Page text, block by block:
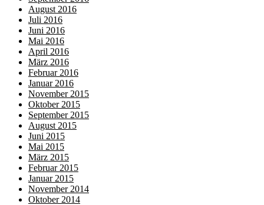
August 2016
Juli 2016
Juni 2016
Mai 2016
April 2016
März 2016
Februar 2016
Januar 2016
November 2015
Oktober 2015
September 2015
August 2015
Juni 2015
Mai 2015
März 2015
Februar 2015
Januar 2015
November 2014
Oktober 2014